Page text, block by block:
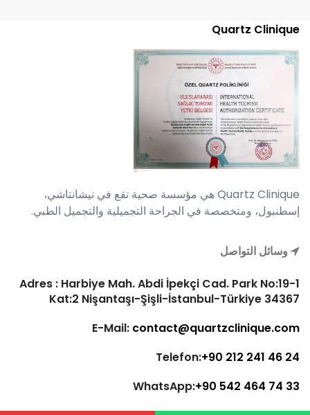
Quartz Clinique
Quartz Clinique هي مؤسسة صحية تقع في نيشانتاشي،
إسطنبول، ومتخصصة في الجراحة التجميلية والتجميل الطبي.
وسائل التواصل
Adres : Harbiye Mah. Abdi İpekçi Cad. Park No:19-1
Kat:2 Nişantaşı-Şişli-İstanbul-Türkiye 34367
E-Mail: contact@quartzclinique.com
Telefon:+90 212 241 46 24
WhatsApp:+90 542 464 74 33